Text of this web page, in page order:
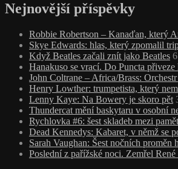
Nejnovější příspěvky
Robbie Robertson – Kanaďan, který
Skye Edwards: hlas, který zpomalil
Když Beatles začali znít jako Beatles
Hanakuso se vrací. Do Puncta přiveze
John Coltrane – Africa/Brass:
Henry Lowther: trumpetista, který
Lenny Kaye: Na Bowery je skoro pět
Thundercat mění baskytaru v osobní
Rychlovka #6: šest skladeb mezi
Dead Kennedys: Kabaret, v němž se
Sarah Vaughan: Šest nočních
Poslední z pařížské noci. Zemřel